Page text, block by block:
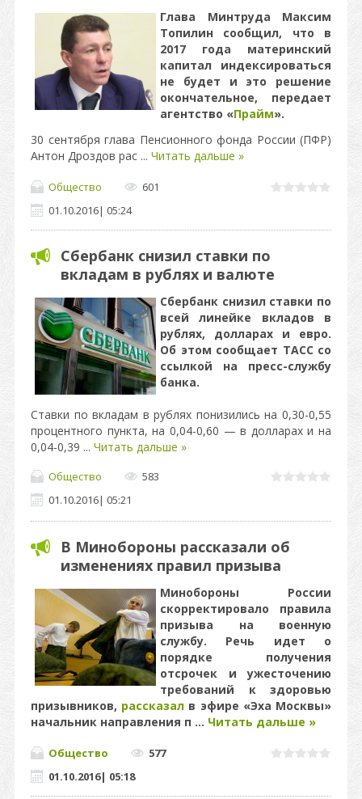
Глава Минтруда Максим
Топилин сообщил, что в
2017 года материнский
капитал индексироваться
не будет и это решение
окончательное, передает
агентство «Прайм».
30 сентября глава Пенсионного фонда России (ПФР)
Антон Дроздов рас ... Читать дальше »
Общество
601
01.10.2016| 05:24
Сбербанк снизил ставки по
вкладам в рублях и валюте
Сбербанк снизил ставки по
всей линейке вкладов в
рублях, долларах и евро.
Об этом сообщает ТАСС со
ссылкой на пресс-службу
банка.
Ставки по вкладам в рублях понизились на 0,30-0,55
процентного пункта, на 0,04-0,60 — в долларах и на
0,04-0,39 ... Читать дальше »
Общество
583
01.10.2016| 05:21
В Минобороны рассказали об
изменениях правил призыва
Минобороны России
скорректировало правила
призыва на военную
службу. Речь идет о
порядке получения
отсрочек и ужесточению
требований к здоровью
призывников, рассказал в эфире «Эха Москвы»
начальник направления п ... Читать дальше »
Общество
577
01.10.2016| 05:18